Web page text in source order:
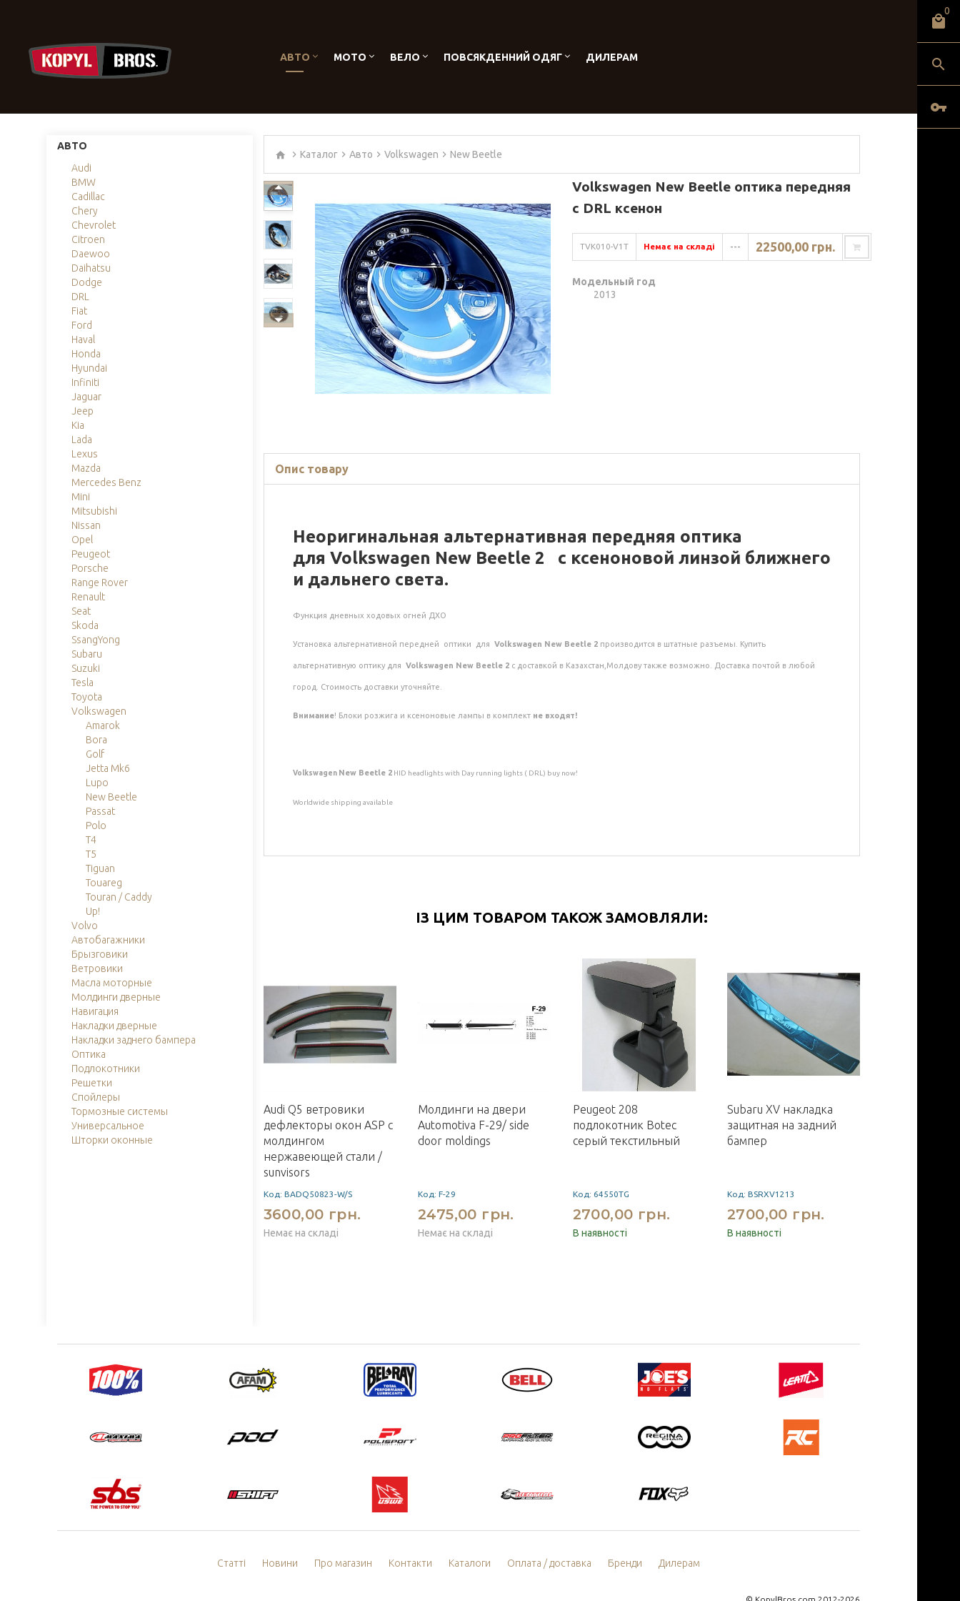
0
АВТО МОТО ВЕЛО ПОВСЯКДЕННИЙ ОДЯГ ДИЛЕРАМ
АВТО
Audi
BMW
Cadillac
Chery
Chevrolet
Citroen
Daewoo
Daihatsu
Dodge
DRL
Fiat
Ford
Haval
Honda
Hyundai
Infiniti
Jaguar
Jeep
Kia
Lada
Lexus
Mazda
Mercedes Benz
Mini
Mitsubishi
Nissan
Opel
Peugeot
Porsche
Range Rover
Renault
Seat
Skoda
SsangYong
Subaru
Suzuki
Tesla
Toyota
Volkswagen
Amarok
Bora
Golf
Jetta Mk6
Lupo
New Beetle
Passat
Polo
T4
T5
Tiguan
Touareg
Touran / Caddy
Up!
Volvo
Автобагажники
Брызговики
Ветровики
Масла моторные
Молдинги дверные
Навигация
Накладки дверные
Накладки заднего бампера
Оптика
Подлокотники
Решетки
Спойлеры
Тормозные системы
Универсальное
Шторки оконные
Каталог Авто Volkswagen New Beetle
Volkswagen New Beetle оптика передняя
с DRL ксенон
TVK010-V1T Немає на складі --- 22500,00 грн.
Модельный год
2013
Опис товару
Неоригинальная альтернативная передняя оптика
для Volkswagen New Beetle 2 с ксеноновой линзой ближнего
и дальнего света.
Функция дневных ходовых огней ДХО
Установка альтернативной передней оптики для Volkswagen New Beetle 2 производится в штатные разъемы. Купить
альтернативную оптику для Volkswagen New Beetle 2с доставкой в Казахстан,Молдову также возможно. Доставка почтой в любой
город. Стоимость доставки уточняйте.
Внимание! Блоки розжига и ксеноновые лампы в комплект не входят!
Volkswagen New Beetle 2HID headlights with Day running lights ( DRL) buy now!
Worldwide shipping available
ІЗ ЦИМ ТОВАРОМ ТАКОЖ ЗАМОВЛЯЛИ:
Audi Q5 ветровики
дефлекторы окон ASP с
молдингом
нержавеющей стали /
sunvisors
Код: BADQ50823-W/S
3600,00 грн.
Немає на складі
Молдинги на двери
Automotiva F-29/ side
door moldings
Код: F-29
2475,00 грн.
Немає на складі
Peugeot 208
подлокотник Botec
серый текстильный
Код: 64550TG
2700,00 грн.
В наявності
Subaru XV накладка
защитная на задний
бампер
Код: BSRXV1213
2700,00 грн.
В наявності
Статті Новини Про магазин Контакти Каталоги Оплата / доставка Бренди Дилерам
© KopylBros.com 2012-2026